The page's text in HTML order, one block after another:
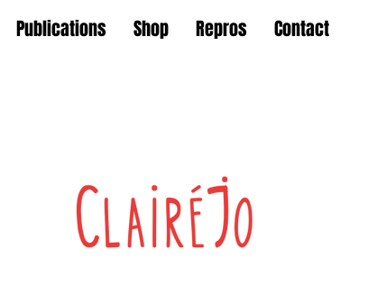
Publications Shop Repros Contact